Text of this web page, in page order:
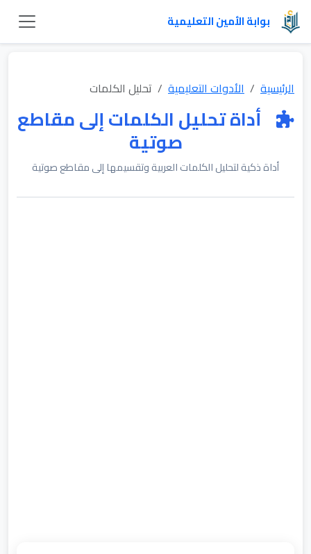
بوابة الأمين التعليمية
الرئيسية الأدوات التعليمية تحليل الكلمات
أداة تحليل الكلمات إلى مقاطع
صوتية
أداة ذكية لتحليل الكلمات العربية وتقسيمها إلى مقاطع صوتية